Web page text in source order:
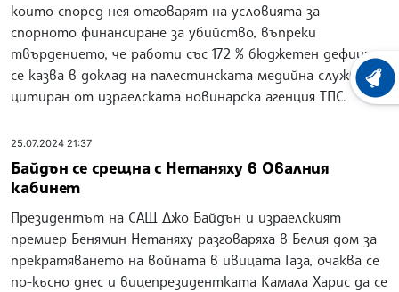
които според нея отговарят на условията за
спорното финансиране за убийство, въпреки
твърдението, че работи със 172 % бюджетен дефицит,
се казва в доклад на палестинската медийна служба,
цитиран от израелската новинарска агенция ТПС.
25.07.2024 21:37
Байдън се срещна с Нетаняху в Овалния
кабинет
Президентът на САЩ Джо Байдън и израелският
премиер Бенямин Нетаняху разговаряха в Белия дом за
прекратяването на войната в ивицата Газа, очаква се
по-късно днес и вицепрезидентката Камала Харис да се